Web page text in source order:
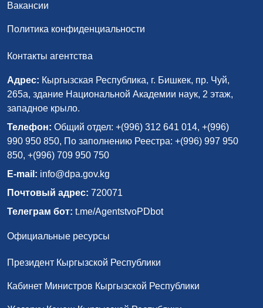
Вакансии
Политика конфиденциальности
Контакты агентства
Адрес: Кыргызская Республика, г. Бишкек, пр. Чуй,
265а, здание Национальной Академии наук, 2 этаж,
западное крыло.
Телефон: Общий отдел: +(996) 312 641 014, +(996)
990 950 850, По заполнению Реестра: +(996) 997 950
850, +(996) 709 950 750
E-mail: info@dpa.gov.kg
Почтовый адрес: 720071
Телеграм бот: t.me/AgentstvoPDbot
Официальные ресурсы
Президент Кыргызской Республики
Кабинет Министров Кыргызской Республики